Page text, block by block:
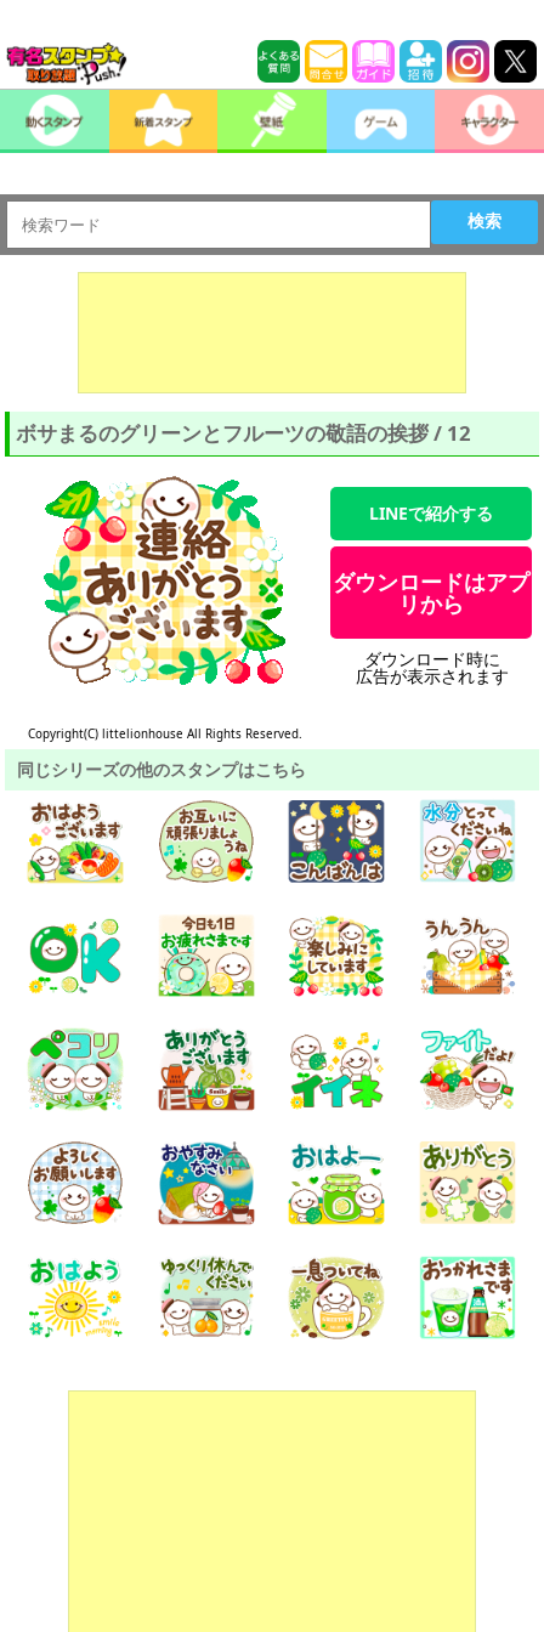
検索
ボサまるのグリーンとフルーツの敬語の挨拶 / 12
Copyright(C) littelionhouse All Rights Reserved.
LINEで紹介する
ダウンロードはアプ
リから
ダウンロード時に
広告が表示されます
同じシリーズの他のスタンプはこちら